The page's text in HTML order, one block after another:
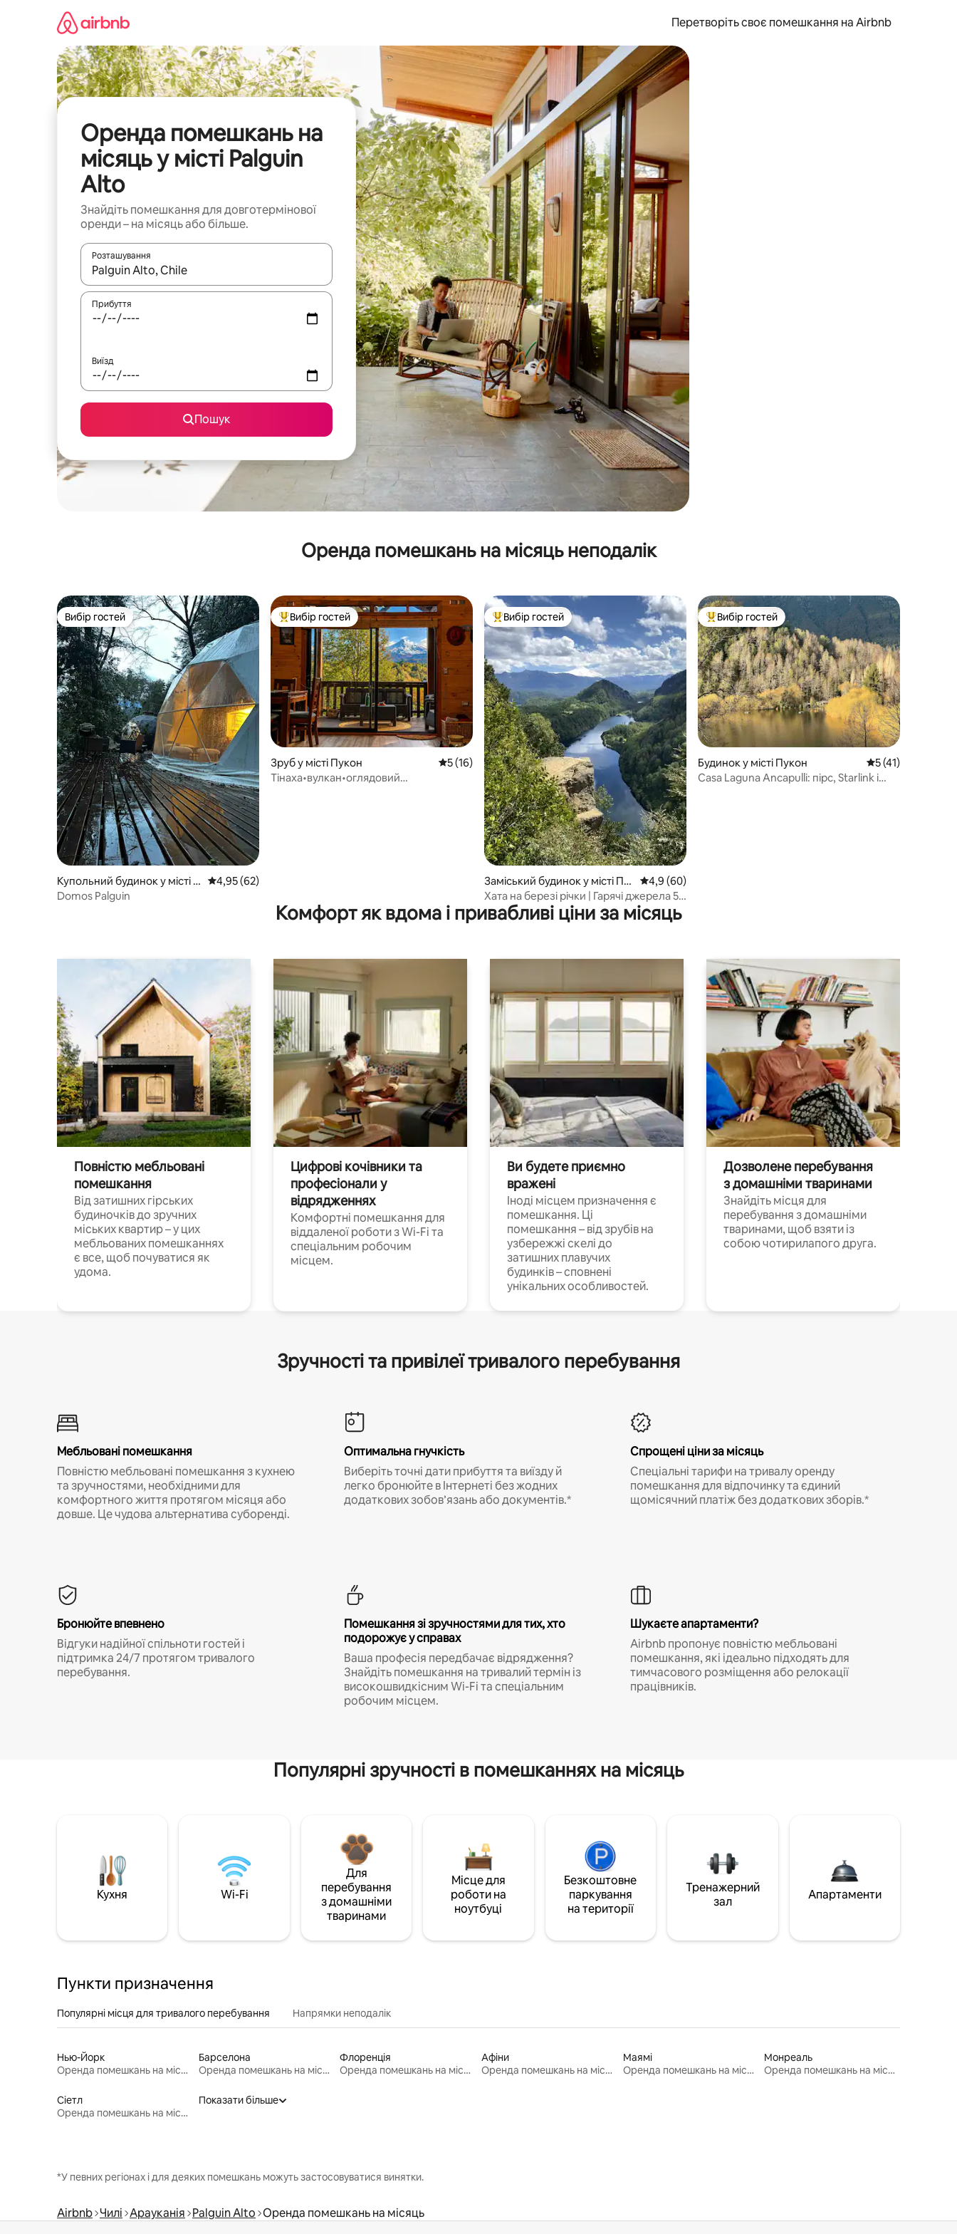
Перетворіть своє помешкання на Airbnb
Оренда помешкань на
місяць у місті Palguin
Alto
Знайдіть помешкання для довготермінової
оренди – на місяць або більше.
Розташування
Отримавши результати пошуку, використовуйте для навігації сторінкою клавіші зі стрілками вгору та вниз або жести дотику та гортання.
Прибуття
Виїзд
Пошук
Оренда помешкань на місяць неподалік
Вибір гостей
Вибір гостей
Купольний будинок у місті П
укон
Середня оцінка: 4,95 з 5, відгуки: 62
4,95 (62)
Domos Palguin
Топ вибір гостей
Вибір гостей
Зруб у місті Пукон Середня оцінка: 5 з 5, відгуки: 16
5 (16)
Тінаха•вулкан•оглядовий
Топ вибір гостей
Вибір гостей
Заміський будинок у місті Пу
кон
Середня оцінка: 4,9 з 5, відгуки: 60
4,9 (60)
Хата на березі річки | Гарячі джерела 5' |
Пукон 25'
Топ вибір гостей
Вибір гостей
Будинок у місті Пукон Середня оцінка: 5
5 (41)
Casa Laguna Ancapulli: пірс, Starlink і
Комфорт як вдома і привабливі ціни за місяць
Повністю мебльовані
помешкання
Від затишних гірських
будиночків до зручних
міських квартир – у цих
мебльованих помешканнях
є все, щоб почуватися як
удома.
Цифрові кочівники та
професіонали у
відрядженнях
Комфортні помешкання для
віддаленої роботи з Wi-Fi та
спеціальним робочим
місцем.
Ви будете приємно
вражені
Іноді місцем призначення є
помешкання. Ці
помешкання – від зрубів на
узбережжі скелі до
затишних плавучих
будинків – сповнені
унікальних особливостей.
Дозволене перебування
з домашніми тваринами
Знайдіть місця для
перебування з домашніми
тваринами, щоб взяти із
собою чотирилапого друга.
Зручності та привілеї тривалого перебування
Мебльовані помешкання
Повністю мебльовані помешкання з кухнею
та зручностями, необхідними для
комфортного життя протягом місяця або
довше. Це чудова альтернатива суборенді.
Оптимальна гнучкість
Виберіть точні дати прибуття та виїзду й
легко бронюйте в Інтернеті без жодних
додаткових зобов’язань або документів.*
Спрощені ціни за місяць
Спеціальні тарифи на тривалу оренду
помешкання для відпочинку та єдиний
щомісячний платіж без додаткових зборів.*
Бронюйте впевнено
Відгуки надійної спільноти гостей і
підтримка 24/7 протягом тривалого
перебування.
Помешкання зі зручностями для тих, хто
подорожує у справах
Ваша професія передбачає відрядження?
Знайдіть помешкання на тривалий термін із
високошвидкісним Wi-Fi та спеціальним
робочим місцем.
Шукаєте апартаменти?
Airbnb пропонує повністю мебльовані
помешкання, які ідеально підходять для
тимчасового розміщення або релокації
працівників.
Популярні зручності в помешканнях на місяць
Кухня Wi-Fi
Для
перебування
з домашніми
тваринами
Місце для
роботи на
ноутбуці
Безкоштовне
паркування
на території
Тренажерний
зал
Апартаменти
Пункти призначення
Популярні місця для тривалого перебування Напрямки неподалік
Нью-Йорк
Оренда помешкань на місяць
Барселона
Оренда помешкань на місяць
Флоренція
Оренда помешкань на місяць
Афіни
Оренда помешкань на місяць
Маямі
Оренда помешкань на місяць
Монреаль
Оренда помешкань на місяць
Сіетл
Оренда помешкань на місяць
Показати більше
*У певних регіонах і для деяких помешкань можуть застосовуватися винятки.
Airbnb Чилі Арауканія Palguin Alto Оренда помешкань на місяць